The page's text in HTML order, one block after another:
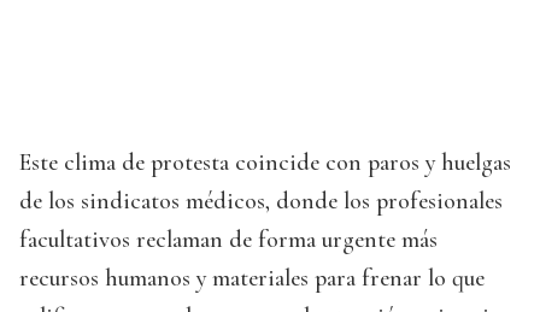
Este clima de protesta coincide con paros y huelgas
de los sindicatos médicos, donde los profesionales
facultativos reclaman de forma urgente más
recursos humanos y materiales para frenar lo que